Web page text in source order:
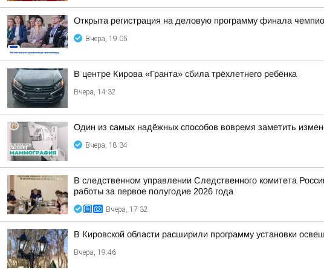
Открыта регистрация на деловую программу финала
Вчера, 19:05
В центре Кирова «Гранта» сбила трёхлетнего ребёнка
Вчера, 14:32
Один из самых надёжных способов вовремя заметить
Вчера, 18:34
В следственном управлении Следственного комитета
работы за первое полугодие 2026 года
Вчера, 17:32
В Кировской области расширили программу установки
Вчера, 19:46